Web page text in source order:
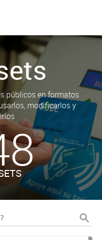
públicos en formatos
modificarlos y